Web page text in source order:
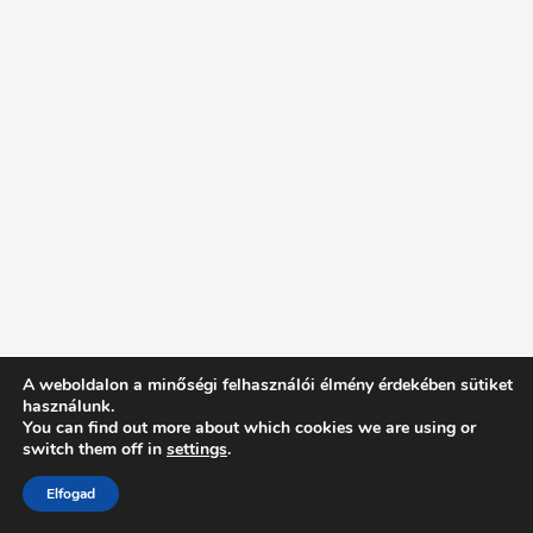
Intentionally Blank - Proudly powered by WordPress
A weboldalon a minőségi felhasználói élmény érdekében sütiket
használunk.
You can find out more about which cookies we are using or
switch them off in settings.
Elfogad